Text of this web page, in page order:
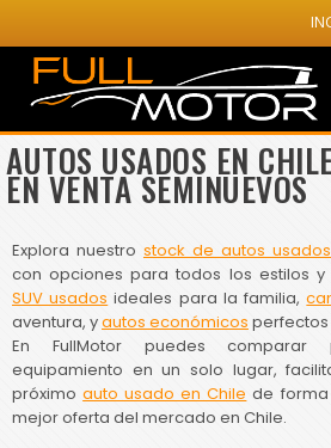
AUTOS USADOS EN
EN VENTA SEMINUEVOS
Explora nuestro stock de autos
con opciones para todos los estilos y
SUV usados ideales para la familia,
aventura, yautos económicos
En FullMotor puedes comparar
equipamiento en un solo lugar,
próximoauto usado en Chile de
mejor oferta del mercado en Chile.